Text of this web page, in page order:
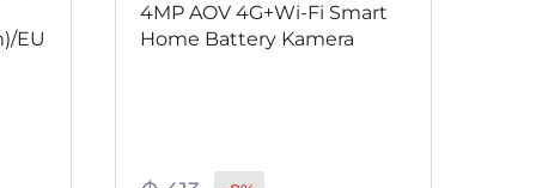
EU
4MP AOV 4G+Wi-Fi Smart
Home Battery Kamera